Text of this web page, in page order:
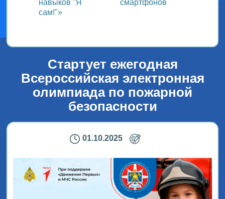
навыков "Я
сам!"»
смартфонов
Стартует ежегодная
Всероссийская электронная
олимпиада по пожарной
безопасности
01.10.2025